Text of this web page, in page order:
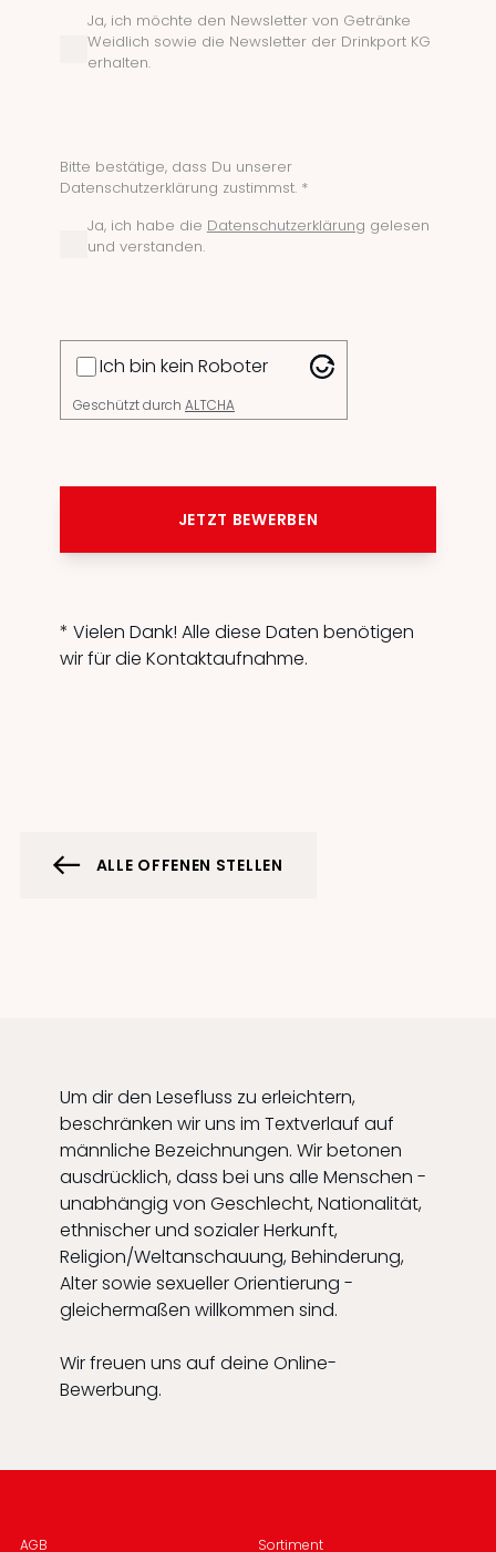
Ja, ich möchte den Newsletter von Getränke
Weidlich sowie die Newsletter der Drinkport KG
erhalten.
Bitte bestätige, dass Du unserer
Datenschutzerklärung zustimmst. *
Ja, ich habe die Datenschutzerklärung gelesen
und verstanden.
Ich bin kein Roboter
Geschützt durch ALTCHA
JETZT BEWERBEN
* Vielen Dank! Alle diese Daten benötigen
wir für die Kontaktaufnahme.
ALLE OFFENEN STELLEN
Um dir den Lesefluss zu erleichtern,
beschränken wir uns im Textverlauf auf
männliche Bezeichnungen. Wir betonen
ausdrücklich, dass bei uns alle Menschen -
unabhängig von Geschlecht, Nationalität,
ethnischer und sozialer Herkunft,
Religion/Weltanschauung, Behinderung,
Alter sowie sexueller Orientierung -
gleichermaßen willkommen sind.
Wir freuen uns auf deine Online-
Bewerbung.
AGB Sortiment